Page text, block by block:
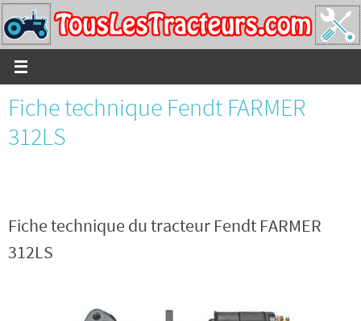
Passer
vers
le
contenu
Fiche technique Fendt FARMER
312LS
Fiche technique du tracteur Fendt FARMER
312LS